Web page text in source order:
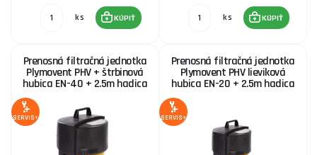
ks KÚPIŤ ks KÚPIŤ
Prenosná filtračná jednotka
Plymovent PHV + štrbinová
hubica EN-40 + 2.5m hadica
SERVIS+
Prenosná filtračná jednotka
Plymovent PHV lieviková
hubica EN-20 + 2.5m hadica
SERVIS+